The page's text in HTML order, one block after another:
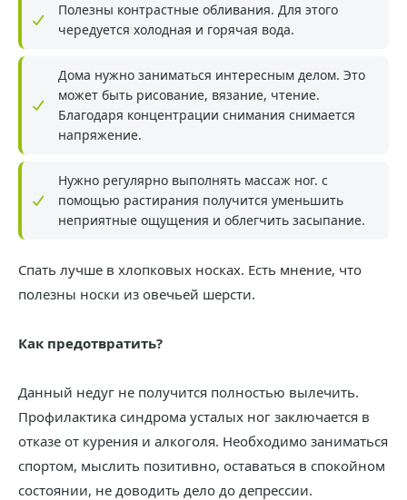
Полезны контрастные обливания. Для этого
чередуется холодная и горячая вода.
Дома нужно заниматься интересным делом. Это
может быть рисование, вязание, чтение.
Благодаря концентрации снимания снимается
напряжение.
Нужно регулярно выполнять массаж ног. с
помощью растирания получится уменьшить
неприятные ощущения и облегчить засыпание.
Спать лучше в хлопковых носках. Есть мнение, что
полезны носки из овечьей шерсти.
Как предотвратить?
Данный недуг не получится полностью вылечить.
Профилактика синдрома усталых ног заключается в
отказе от курения и алкоголя. Необходимо заниматься
спортом, мыслить позитивно, оставаться в спокойном
состоянии, не доводить дело до депрессии.